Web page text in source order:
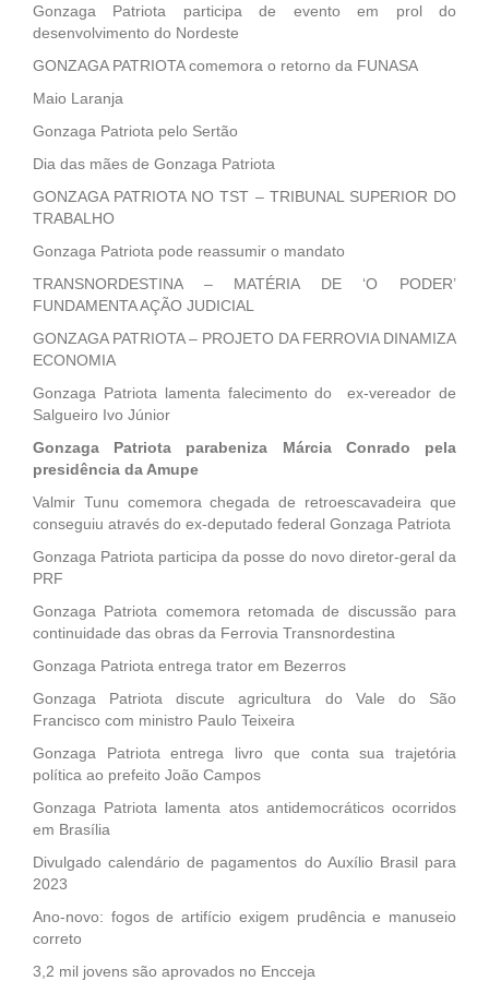
Gonzaga Patriota participa de evento em prol do
desenvolvimento do Nordeste
GONZAGA PATRIOTA comemora o retorno da FUNASA
Maio Laranja
Gonzaga Patriota pelo Sertão
Dia das mães de Gonzaga Patriota
GONZAGA PATRIOTA NO TST – TRIBUNAL SUPERIOR DO
TRABALHO
Gonzaga Patriota pode reassumir o mandato
TRANSNORDESTINA – MATÉRIA DE ‘O PODER’
FUNDAMENTA AÇÃO JUDICIAL
GONZAGA PATRIOTA – PROJETO DA FERROVIA DINAMIZA
ECONOMIA
Gonzaga Patriota lamenta falecimento do ex-vereador de
Salgueiro Ivo Júnior
Gonzaga Patriota parabeniza Márcia Conrado pela
presidência da Amupe
Valmir Tunu comemora chegada de retroescavadeira que
conseguiu através do ex-deputado federal Gonzaga Patriota
Gonzaga Patriota participa da posse do novo diretor-geral da
PRF
Gonzaga Patriota comemora retomada de discussão para
continuidade das obras da Ferrovia Transnordestina
Gonzaga Patriota entrega trator em Bezerros
Gonzaga Patriota discute agricultura do Vale do São
Francisco com ministro Paulo Teixeira
Gonzaga Patriota entrega livro que conta sua trajetória
política ao prefeito João Campos
Gonzaga Patriota lamenta atos antidemocráticos ocorridos
em Brasília
Divulgado calendário de pagamentos do Auxílio Brasil para
2023
Ano-novo: fogos de artifício exigem prudência e manuseio
correto
3,2 mil jovens são aprovados no Encceja